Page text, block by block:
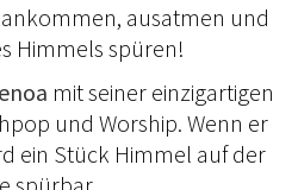
ausatmen und
Himmels spüren!
mit seiner einzigartigen
und Worship. Wenn er
ein Stück Himmel auf der